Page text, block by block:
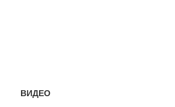
ВИДЕО